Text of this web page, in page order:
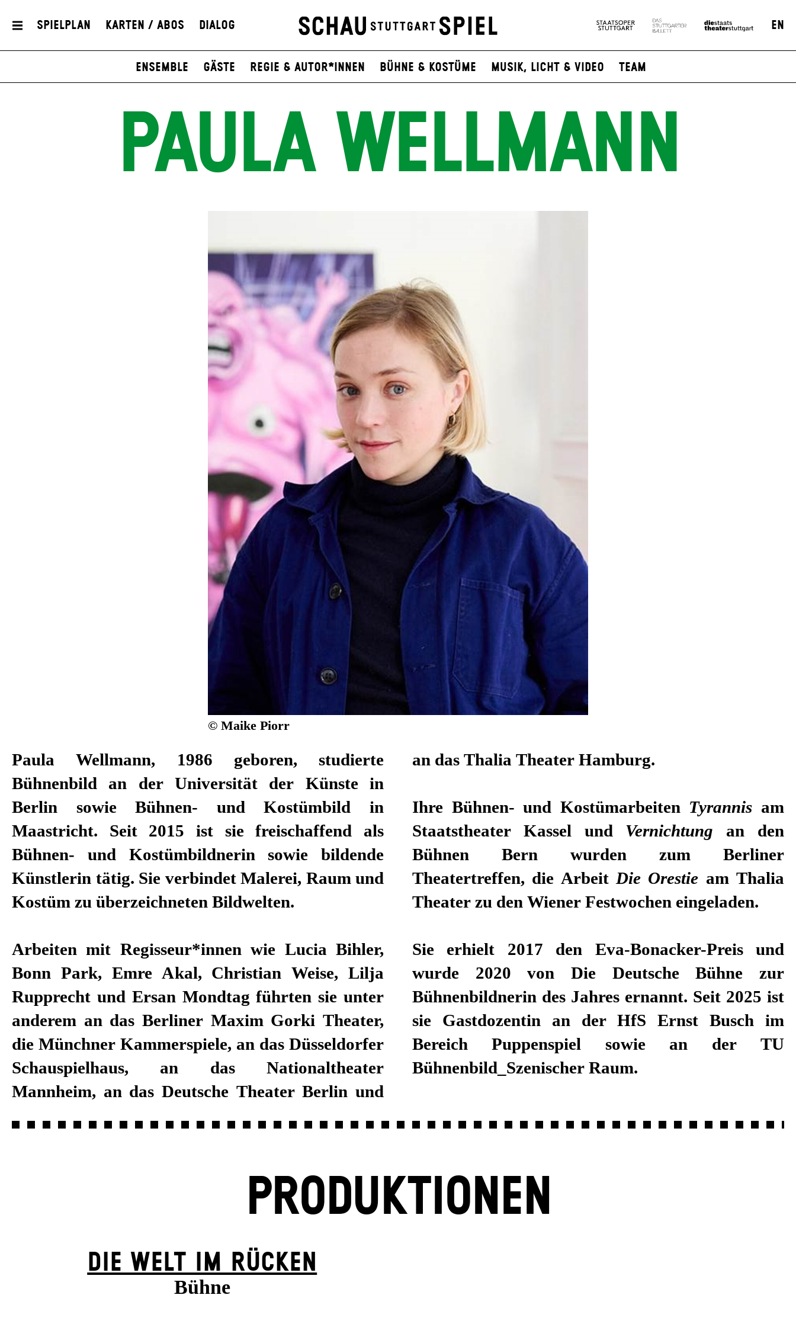
Spielplan Karten / Abos Dialog EN
Ensemble Gäste Regie & Autor*innen Bühne & Kostüme Musik, Licht & Video Team
PAULA WELLMANN
© Maike Piorr
Paula Wellmann, 1986 geboren, studierte
Bühnenbild an der Universität der Künste in
Berlin sowie Bühnen- und Kostümbild in
Maastricht. Seit 2015 ist sie freischaffend als
Bühnen- und Kostümbildnerin sowie bildende
Künstlerin tätig. Sie verbindet Malerei, Raum und
Kostüm zu überzeichneten Bildwelten.
Arbeiten mit Regisseur*innen wie Lucia Bihler,
Bonn Park, Emre Akal, Christian Weise, Lilja
Rupprecht und Ersan Mondtag führten sie unter
anderem an das Berliner Maxim Gorki Theater,
die Münchner Kammerspiele, an das Düsseldorfer
Schauspielhaus, an das Nationaltheater
Mannheim, an das Deutsche Theater Berlin und
an das Thalia Theater Hamburg.
Ihre Bühnen- und Kostümarbeiten Tyrannis am
Staatstheater Kassel und Vernichtung an den
Bühnen Bern wurden zum Berliner
Theatertreffen, die Arbeit Die Orestie am Thalia
Theater zu den Wiener Festwochen eingeladen.
Sie erhielt 2017 den Eva-Bonacker-Preis und
wurde 2020 von Die Deutsche Bühne zur
Bühnenbildnerin des Jahres ernannt. Seit 2025 ist
sie Gastdozentin an der HfS Ernst Busch im
Bereich Puppenspiel sowie an der TU
Bühnenbild_Szenischer Raum.
PRODUKTIONEN
DIE WELT IM RÜCKEN
Bühne